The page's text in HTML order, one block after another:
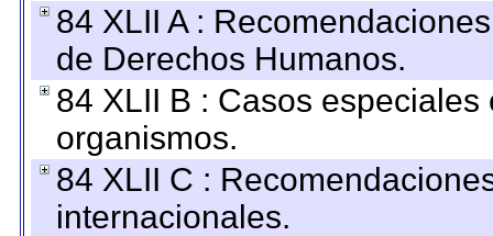
84 XLII A :
de Derechos Humanos.
84 XLII B : Casos
organismos.
84 XLII C :
internacionales.